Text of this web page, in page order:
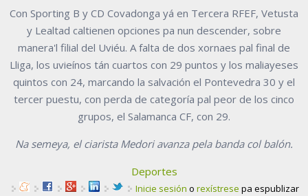
Con Sporting B y CD Covadonga yá en Tercera RFEF, Vetusta
y Lealtad caltienen opciones pa nun descender, sobre
manera'l filial del Uviéu. A falta de dos xornaes pal final de
Lliga, los uvieínos tán cuartos con 29 puntos y los maliayeses
quintos con 24, marcando la salvación el Pontevedra 30 y el
tercer puestu, con perda de categoría pal peor de los cinco
grupos, el Salamanca CF, con 29.
Na semeya, el ciarista Medori avanza pela banda col balón.
Deportes
Inicie sesión o rexístrese pa espublizar